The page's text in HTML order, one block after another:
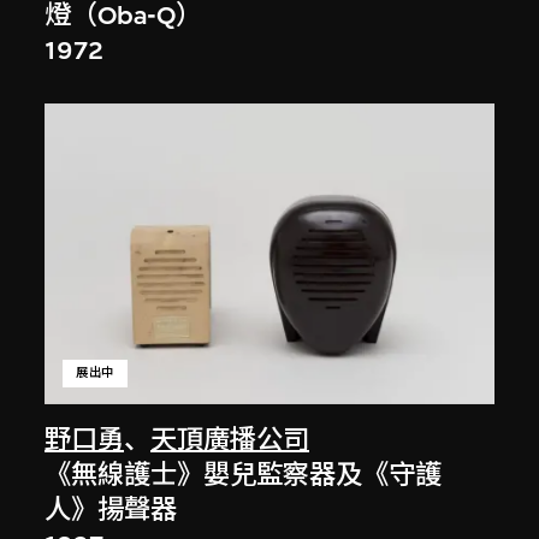
燈（Oba-Q）
1972
野口勇、 天頂廣播公司
展出中
《無線護士》嬰兒監察器及《守護
人》揚聲器